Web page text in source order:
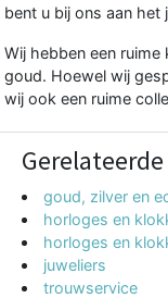
bent u bij ons aan het
Wij hebben een
goud. Hoewel wij
wij ook een ruime
goud, zilver en
horloges en
horloges en
juweliers
trouwservice